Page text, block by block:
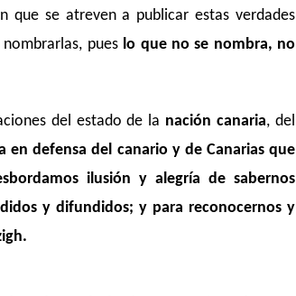
que se atreven a publicar estas verdades
pues lo que no se nombra, no
del estado de la nación canaria, del
en defensa del canario y de Canarias que
ilusión y alegría de sabernos
y difundidos; y para reconocernos y